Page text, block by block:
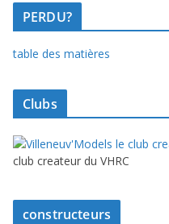
PERDU?
table des matières
Clubs
club createur du VHRC
constructeurs